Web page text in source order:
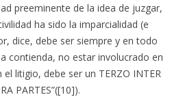
preeminente de la idea de juzgar,
ha sido la imparcialidad (e
dice, debe ser siempre y en todo
contienda, no estar involucrado en
litigio, debe ser un TERZO INTER
PARTES”([10]).